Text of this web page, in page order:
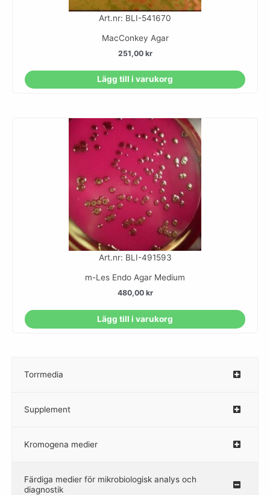
Art.nr: BLI-541670
MacConkey Agar
251,00 kr
Lägg till i varukorg
Art.nr: BLI-491593
m-Les Endo Agar Medium
480,00 kr
Lägg till i varukorg
Torrmedia
–
Supplement
–
Kromogena medier
–
Färdiga medier för mikrobiologisk analys och
diagnostik